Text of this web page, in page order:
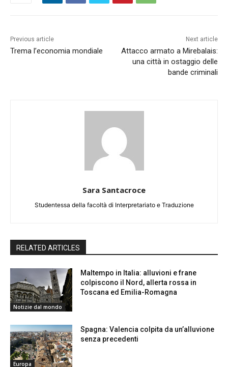
Previous article
Trema l’economia mondiale
Next article
Attacco armato a Mirebalais:
una città in ostaggio delle
bande criminali
Sara Santacroce
Studentessa della facoltà di Interpretariato e Traduzione
RELATED ARTICLES
Notizie dal mondo
Maltempo in Italia: alluvioni e frane
colpiscono il Nord, allerta rossa in
Toscana ed Emilia-Romagna
Europa
Spagna: Valencia colpita da un’alluvione
senza precedenti